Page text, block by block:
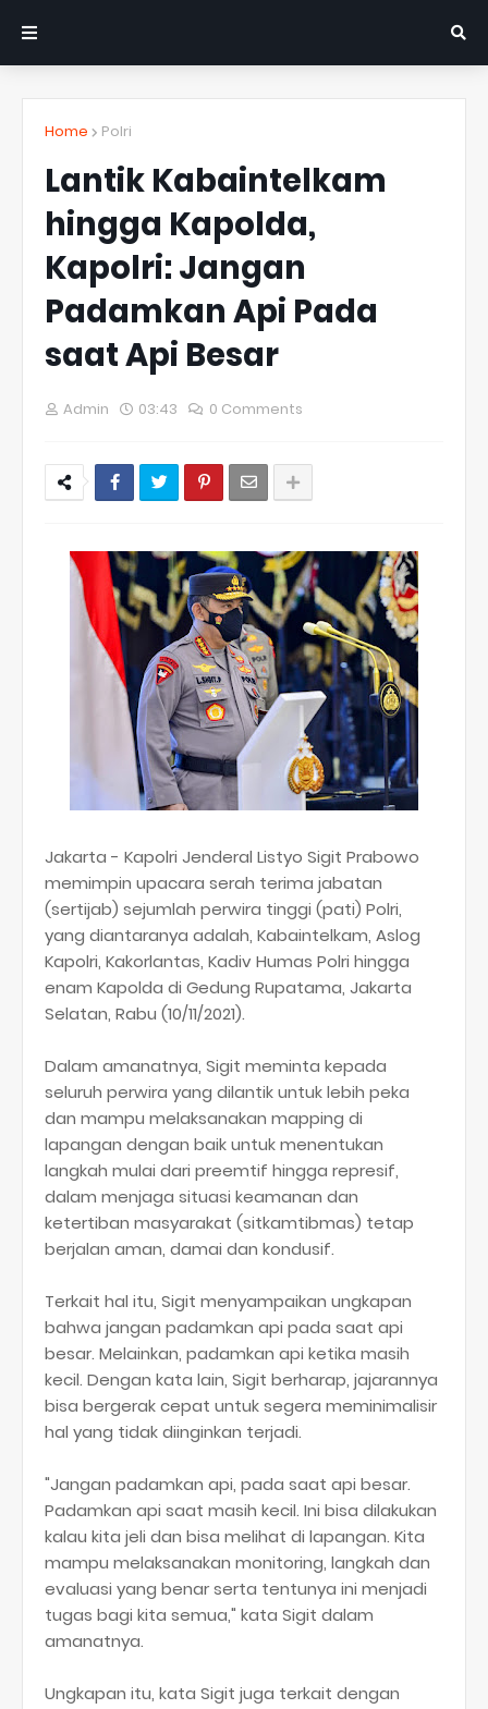
Home Polri
Lantik Kabaintelkam
hingga Kapolda,
Kapolri: Jangan
Padamkan Api Pada
saat Api Besar
Admin 03:43 0 Comments
Jakarta - Kapolri Jenderal Listyo Sigit Prabowo
memimpin upacara serah terima jabatan
(sertijab) sejumlah perwira tinggi (pati) Polri,
yang diantaranya adalah, Kabaintelkam, Aslog
Kapolri, Kakorlantas, Kadiv Humas Polri hingga
enam Kapolda di Gedung Rupatama, Jakarta
Selatan, Rabu (10/11/2021).
Dalam amanatnya, Sigit meminta kepada
seluruh perwira yang dilantik untuk lebih peka
dan mampu melaksanakan mapping di
lapangan dengan baik untuk menentukan
langkah mulai dari preemtif hingga represif,
dalam menjaga situasi keamanan dan
ketertiban masyarakat (sitkamtibmas) tetap
berjalan aman, damai dan kondusif.
Terkait hal itu, Sigit menyampaikan ungkapan
bahwa jangan padamkan api pada saat api
besar. Melainkan, padamkan api ketika masih
kecil. Dengan kata lain, Sigit berharap, jajarannya
bisa bergerak cepat untuk segera meminimalisir
hal yang tidak diinginkan terjadi.
"Jangan padamkan api, pada saat api besar.
Padamkan api saat masih kecil. Ini bisa dilakukan
kalau kita jeli dan bisa melihat di lapangan. Kita
mampu melaksanakan monitoring, langkah dan
evaluasi yang benar serta tentunya ini menjadi
tugas bagi kita semua," kata Sigit dalam
amanatnya.
Ungkapan itu, kata Sigit juga terkait dengan